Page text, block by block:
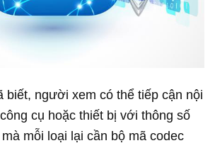
biết, người xem có thể tiếp cận nội
cụ hoặc thiết bị với thông số
mỗi loại lại cần bộ mã codec